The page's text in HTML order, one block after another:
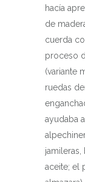
hacía
de
cuerda
proceso
(variante
ruedas
ayudaba
aceite; el